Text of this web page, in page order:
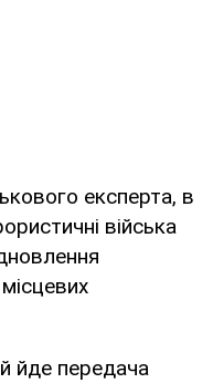
експерта, в
війська
йде передача